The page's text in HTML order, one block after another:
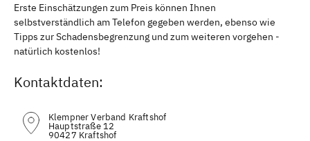
Erste Einschätzungen zum Preis können Ihnen
selbstverständlich am Telefon gegeben werden, ebenso wie
Tipps zur Schadensbegrenzung und zum weiteren vorgehen -
natürlich kostenlos!
Kontaktdaten:
Klempner Verband Kraftshof
Hauptstraße 12
90427 Kraftshof